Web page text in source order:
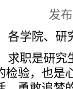
发
各学院、研
求职是研究
检验，也是